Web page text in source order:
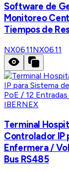
Software de
Monitoreo
Tiempos de
NX0611NX0611
IBERNEX
Terminal
Controlador IP
Enfermera /
Bus RS485